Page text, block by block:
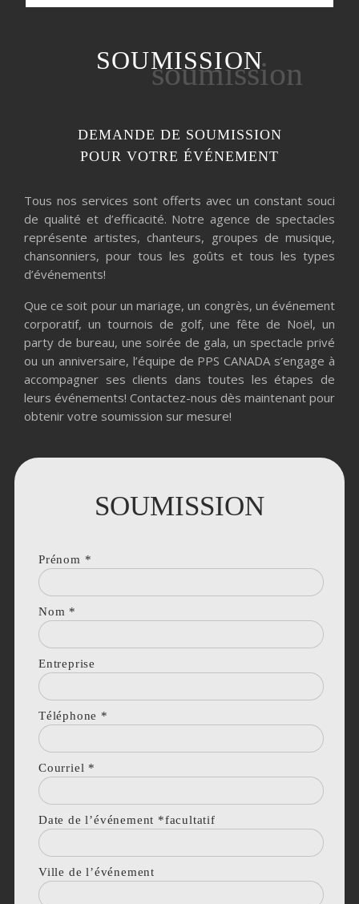
SOUMISSION
soumission
DEMANDE DE SOUMISSION
POUR VOTRE ÉVÉNEMENT
Tous nos services sont offerts avec un constant souci
de qualité et d’efficacité. Notre agence de spectacles
représente artistes, chanteurs, groupes de musique,
chansonniers, pour tous les goûts et tous les types
d’événements!
Que ce soit pour un mariage, un congrès, un événement
corporatif, un tournois de golf, une fête de Noël, un
party de bureau, une soirée de gala, un spectacle privé
ou un anniversaire, l’équipe de PPS CANADA s’engage à
accompagner ses clients dans toutes les étapes de
leurs événements! Contactez-nous dès maintenant pour
obtenir votre soumission sur mesure!
SOUMISSION
Prénom *
Nom *
Entreprise
Téléphone *
Courriel *
Date de l’événement *facultatif
Ville de l’événement